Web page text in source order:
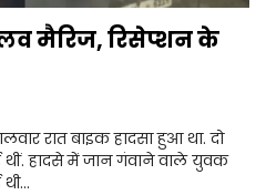
मैरिज, रिसेप्शन के
रात बाइक हादसा हुआ था. दो
हादसे में जान गंवाने वाले युवक